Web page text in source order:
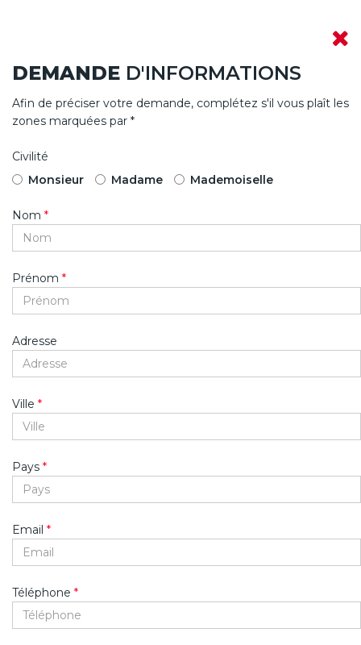
DEMANDE D'INFORMATIONS
Afin de préciser votre demande, complétez s'il vous plaît les
zones marquées par *
Civilité
Monsieur
Madame Mademoiselle
Nom *
Prénom *
Adresse
Ville *
Pays *
Email *
Téléphone *